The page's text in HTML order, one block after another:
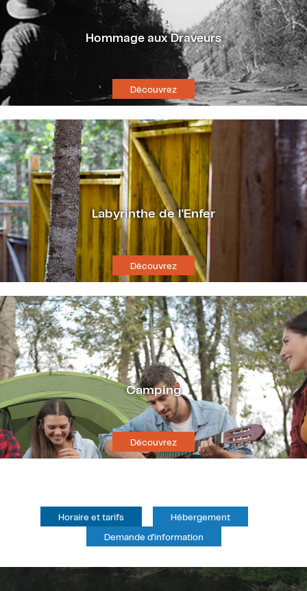
Hommage aux Draveurs
Découvrez
Labyrinthe de l'Enfer
Découvrez
Camping
Découvrez
Horaire et tarifs Hébergement
Demande d'information